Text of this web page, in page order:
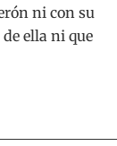
ni con su
ella ni que